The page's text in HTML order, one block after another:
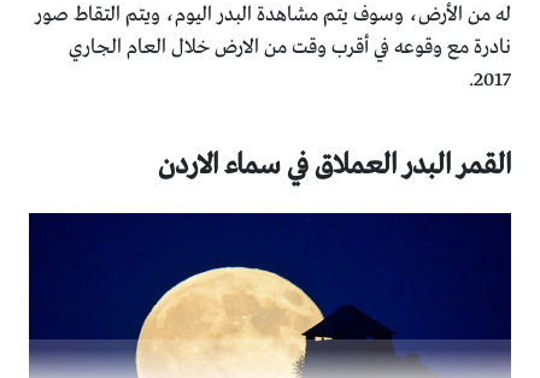
له من الأرض، وسوف يتم مشاهدة البدر اليوم، ويتم التقاط صور
نادرة مع وقوعه في أقرب وقت من الارض خلال العام الجاري
2017.
القمر البدر العملاق في سماء الاردن